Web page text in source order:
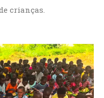
crianças.